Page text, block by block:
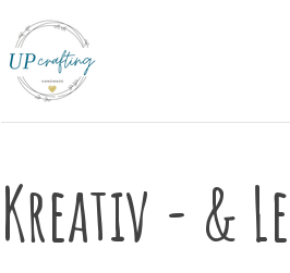
Kreativ - &